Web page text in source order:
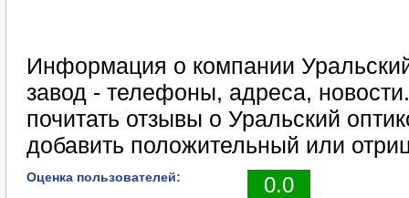
Информация о компании
завод - телефоны, адреса,
почитать отзывы о Уральский
добавить положительный или
Оценка пользователей: 0.0